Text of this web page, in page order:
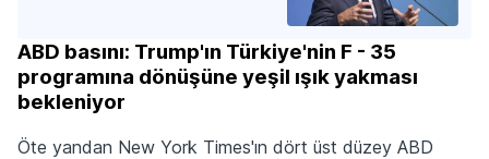
ABD basını: Trump'ın Türkiye'nin F - 35
programına dönüşüne yeşil ışık yakması
bekleniyor
Öte yandan New York Times'ın dört üst düzey ABD